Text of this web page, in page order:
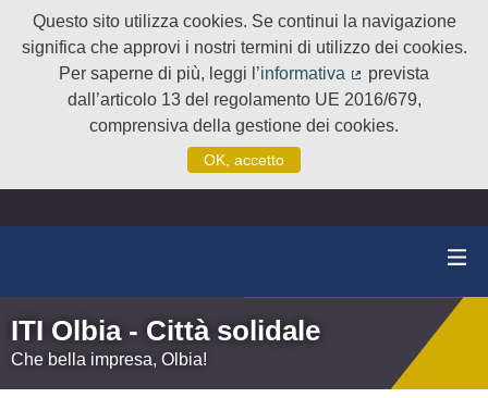
Questo sito utilizza cookies. Se continui la navigazione
significa che approvi i nostri termini di utilizzo dei cookies.
Per saperne di più, leggi l’informativa
(Collegamento
prevista
dall’articolo 13 del regolamento UE 2016/679,
comprensiva della gestione dei cookies.
OK, accetto
ITI Olbia - Città solidale
Che bella impresa, Olbia!